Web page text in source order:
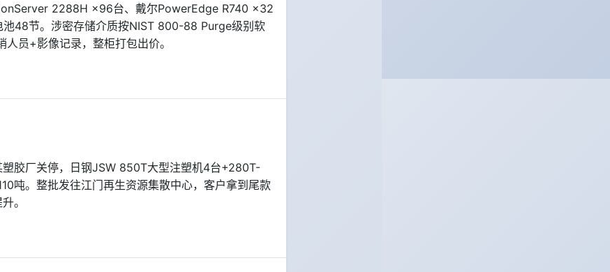
2288H ×96台、戴尔PowerEdge R740 ×32
48节。涉密存储介质按NIST 800-88 Purge级别软
员+影像记录，整柜打包出价。
塑胶厂关停，日钢JSW 850T大型注塑机4台+280T-
吨。整批发往江门再生资源集散中心，客户拿到尾款
。